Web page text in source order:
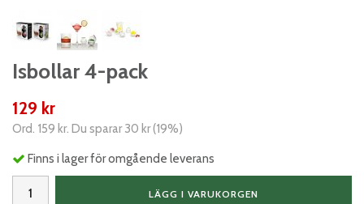
Isbollar 4-pack
129 kr
Ord. 159 kr. Du sparar30 kr(19%)
Finns i lager för omgående leverans
LÄGG I VARUKORGEN